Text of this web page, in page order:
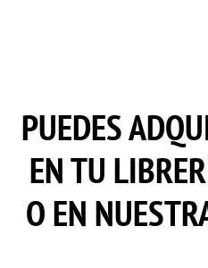
PUEDES
EN TU
O EN